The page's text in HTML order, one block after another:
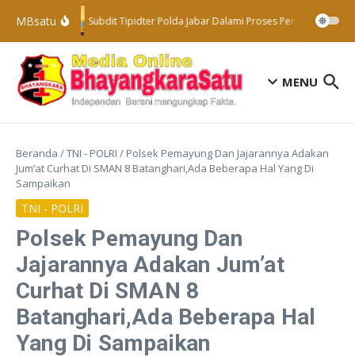
Lewati ke konten
MBsatu
Subdit Tipidter Polda Jabar Dalami Proses Penyelidikan
MENU
Beranda /TNI - POLRI / Polsek Pemayung Dan Jajarannya Adakan
Jum’at Curhat Di SMAN 8 Batanghari,Ada Beberapa Hal Yang Di
Sampaikan
TNI - POLRI
Polsek Pemayung Dan
Jajarannya Adakan Jum’at
Curhat Di SMAN 8
Batanghari,Ada Beberapa Hal
Yang Di Sampaikan